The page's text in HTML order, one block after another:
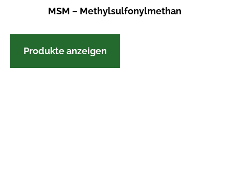
MSM – Methylsulfonylmethan
Produkte anzeigen